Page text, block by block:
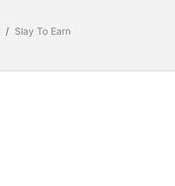
/ Slay To Earn